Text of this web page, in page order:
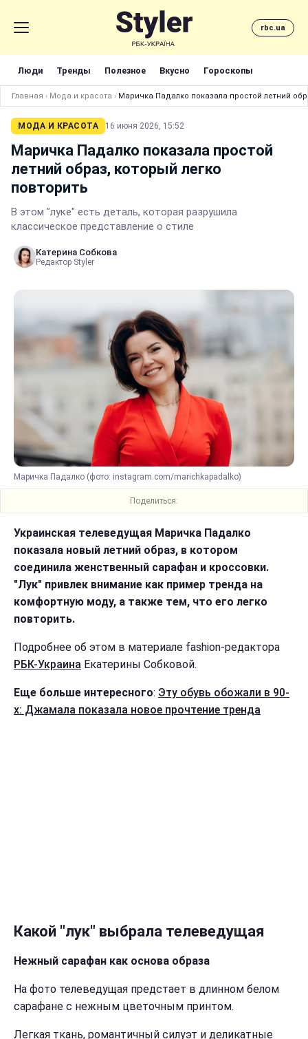
rbc.ua
Люди Тренды Полезное Вкусно Гороскопы
Главная › Мода и красота › Маричка Падалко показала простой летний
МОДА И КРАСОТА 16 июня 2026, 15:52
Маричка Падалко показала простой
летний образ, который легко
повторить
В этом "луке" есть деталь, которая разрушила
классическое представление о стиле
Катерина Собкова
Редактор Styler
Маричка Падалко (фото: instagram.com/marichkapadalko)
Поделиться:
Украинская телеведущая Маричка Падалко
показала новый летний образ, в котором
соединила женственный сарафан и кроссовки.
"Лук" привлек внимание как пример тренда на
комфортную моду, а также тем, что его легко
повторить.
Подробнее об этом в материале fashion-редактора
РБК-Украина Екатерины Собковой.
Еще больше интересного: Эту обувь обожали в 90-
х: Джамала показала новое прочтение тренда
Какой "лук" выбрала телеведущая
Нежный сарафан как основа образа
На фото телеведущая предстает в длинном белом
сарафане с нежным цветочным принтом.
Легкая ткань, романтичный силуэт и деликатные